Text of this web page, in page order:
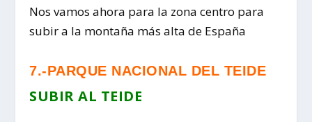
Nos vamos ahora para la zona centro para
subir a la montaña más alta de España
7.-PARQUE NACIONAL DEL TEIDE
SUBIR AL TEIDE